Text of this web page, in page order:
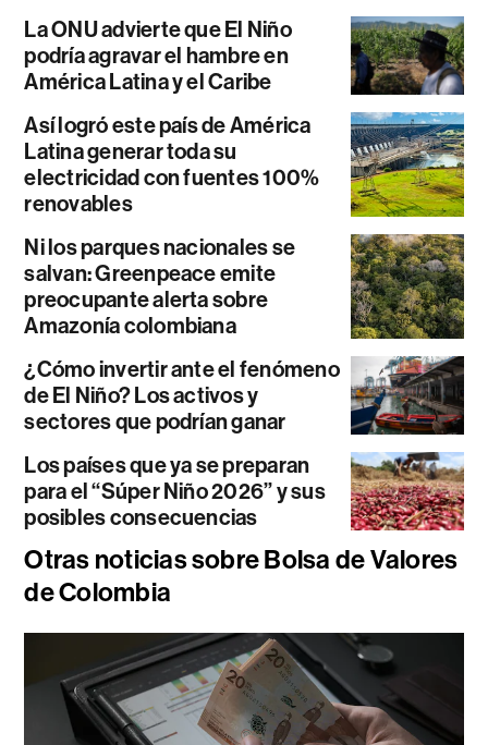
La ONU advierte que El Niño
podría agravar el hambre en
América Latina y el Caribe
Así logró este país de América
Latina generar toda su
electricidad con fuentes 100%
renovables
Ni los parques nacionales se
salvan: Greenpeace emite
preocupante alerta sobre
Amazonía colombiana
¿Cómo invertir ante el fenómeno
de El Niño? Los activos y
sectores que podrían ganar
Los países que ya se preparan
para el “Súper Niño 2026” y sus
posibles consecuencias
Otras noticias sobre Bolsa de Valores
de Colombia